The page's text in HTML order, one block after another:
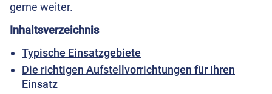
gerne weiter.
Inhaltsverzeichnis
Typische Einsatzgebiete
Die richtigen Aufstellvorrichtungen für Ihren
Einsatz